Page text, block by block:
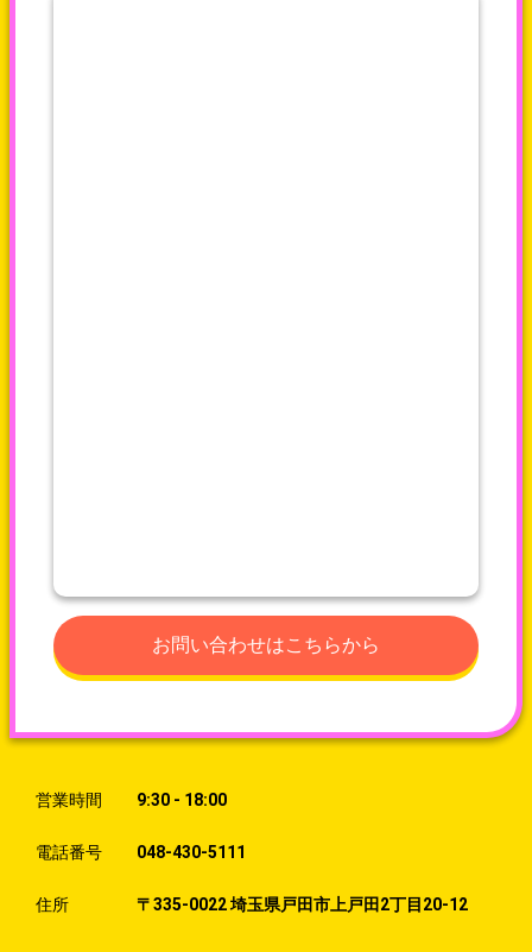
お問い合わせはこちらから
営業時間 9:30 - 18:00
電話番号 048-430-5111
住所 〒335-0022 埼玉県戸田市上戸田2丁目20-12